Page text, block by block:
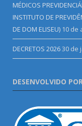
MÉDICOS
INSTITUTO DE
DE DOM ELISEU) 10 de
DECRETOS 202630 de
DESENVOLVIDO